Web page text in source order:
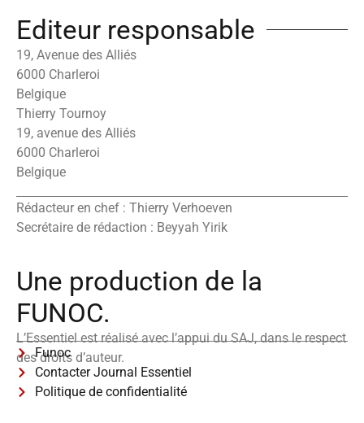
Editeur responsable
19, Avenue des Alliés
6000 Charleroi
Belgique
Thierry Tournoy
19, avenue des Alliés
6000 Charleroi
Belgique
Rédacteur en chef : Thierry Verhoeven
Secrétaire de rédaction : Beyyah Yirik
Une production de la
FUNOC.
L’Essentiel est réalisé avec l’appui du SAJ, dans le respect
des droits d’auteur.
Funoc
Contacter Journal Essentiel
Politique de confidentialité